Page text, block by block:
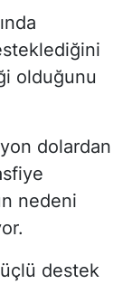
olduğunu
dolardan
nedeni
destek